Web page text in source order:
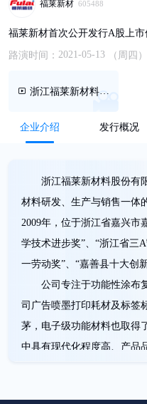
福莱新材首次公开发行A股上市
路演时间： 2021-05-13 （周四）
福莱新材 605488
浙江福莱新材料股
彩剪辑
企业介绍 发行概况
浙江福莱新材料股份有限
材料研发、生产与销售一体
2009年，位于浙江省嘉兴市
学技术进步奖”、“浙江省三
一劳动奖”、“嘉善县十大创
公司专注于功能性涂布
司广告喷墨打印耗材及标签
茅，电子级功能材料也取得
中具有现代化程度高、产品